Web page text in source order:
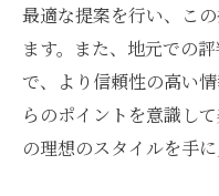
最適な提案を行い、こ
ます。また、地元での
で、より信頼性の高い
らのポイントを意識し
の理想のスタイルを手